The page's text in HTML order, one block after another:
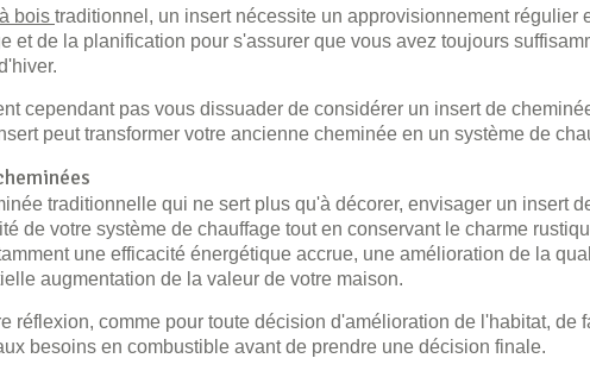
bois traditionnel, un insert nécessite un approvisionnement régulier
et de la planification pour s'assurer que vous avez toujours
cependant pas vous dissuader de considérer un insert de
peut transformer votre ancienne cheminée en un système de
traditionnelle qui ne sert plus qu'à décorer, envisager un insert
de votre système de chauffage tout en conservant le charme
une efficacité énergétique accrue, une amélioration de la
augmentation de la valeur de votre maison.
réflexion, comme pour toute décision d'amélioration de l'habitat, de
besoins en combustible avant de prendre une décision finale.